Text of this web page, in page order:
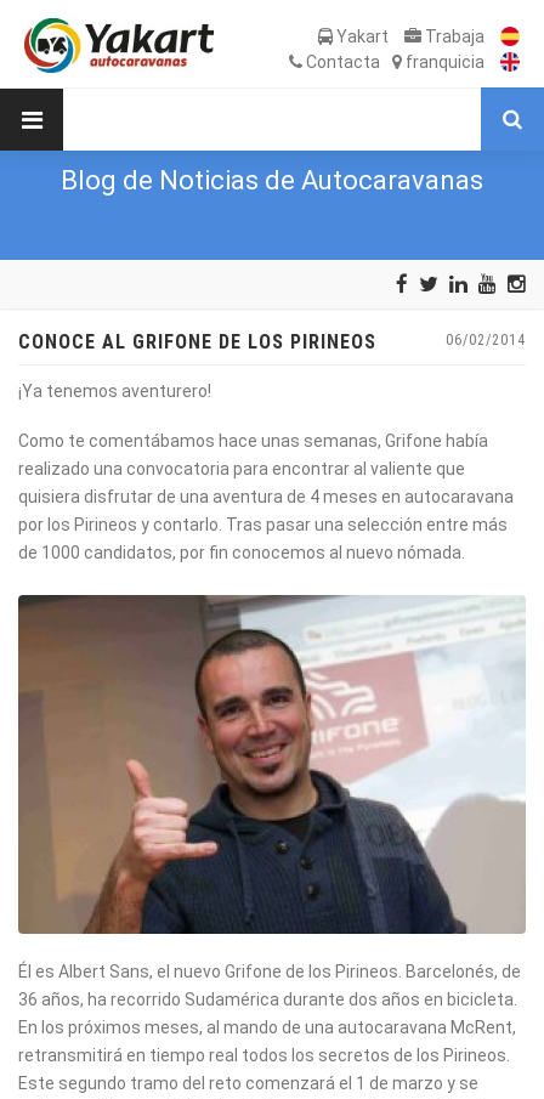
Yakart
Trabaja
Contacta
franquicia
Blog de Noticias de Autocaravanas
CONOCE AL GRIFONE DE LOS PIRINEOS 06/02/2014
¡Ya tenemos aventurero!
Como te comentábamos hace unas semanas, Grifone había
realizado una convocatoria para encontrar al valiente que
quisiera disfrutar de una aventura de 4 meses en autocaravana
por los Pirineos y contarlo. Tras pasar una selección entre más
de 1000 candidatos, por fin conocemos al nuevo nómada.
Él es Albert Sans, el nuevo Grifone de los Pirineos. Barcelonés, de
36 años, ha recorrido Sudamérica durante dos años en bicicleta.
En los próximos meses, al mando de una autocaravana McRent,
retransmitirá en tiempo real todos los secretos de los Pirineos.
Este segundo tramo del reto comenzará el 1 de marzo y se